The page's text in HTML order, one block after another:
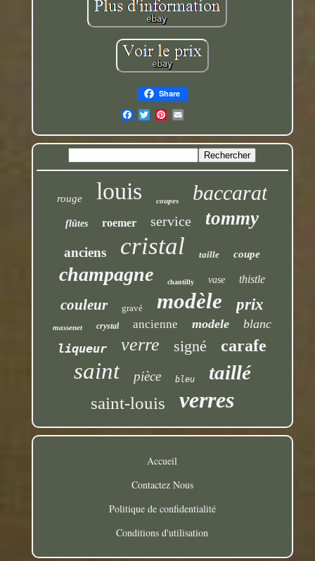
Share
rouge louis coupes baccarat
flûtes roemer service tommy
anciens cristal taille coupe
champagne chantilly vase thistle
couleur gravé modèle prix
massenet crystal ancienne modele
blanc
liqueur
verre signé carafe
saint pièce bleu taillé
saint-louis verres
Accueil
Contactez Nous
Politique de confidentialité
Conditions d'utilisation